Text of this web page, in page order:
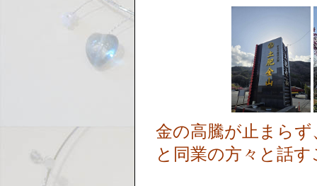
金の高騰が止まら
と同業の方々と話